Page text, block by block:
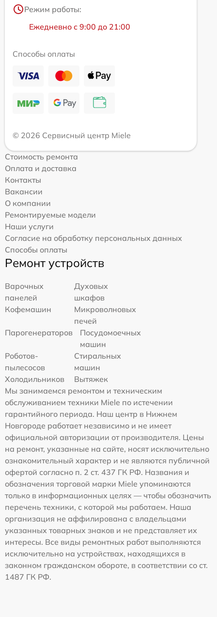
Режим работы:
Ежедневно с 9:00 до 21:00
Способы оплаты
© 2026 Сервисный центр Miele
Стоимость ремонта
Оплата и доставка
Контакты
Вакансии
О компании
Ремонтируемые модели
Наши услуги
Согласие на обработку персональных данных
Способы оплаты
Ремонт устройств
Варочных
панелей
Духовых
шкафов
Кофемашин
Микроволновых
печей
Парогенераторов
Посудомоечных
машин
Роботов-
пылесосов
Стиральных
машин
Холодильников
Вытяжек
Мы занимаемся ремонтом и техническим
обслуживанием техники Miele по истечении
гарантийного периода. Наш центр в Нижнем
Новгороде работает независимо и не имеет
официальной авторизации от производителя. Цены
на ремонт, указанные на сайте, носят исключительно
ознакомительный характер и не являются публичной
офертой согласно п. 2 ст. 437 ГК РФ. Названия и
обозначения торговой марки Miele упоминаются
только в информационных целях — чтобы обозначить
перечень техники, с которой мы работаем. Наша
организация не аффилирована с владельцами
указанных товарных знаков и не представляет их
интересы. Все виды ремонтных работ выполняются
исключительно на устройствах, находящихся в
законном гражданском обороте, в соответствии со ст.
1487 ГК РФ.